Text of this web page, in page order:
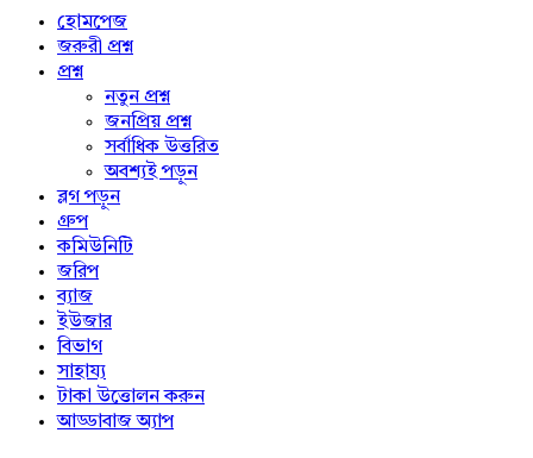
Exploreহোমপেজ
জরুরী প্রশ্ন
প্রশ্ন
নতুন প্রশ্ন
জনপ্রিয় প্রশ্ন
সর্বাধিক উত্তরিত
অবশ্যই পড়ুন
ব্লগ পড়ুন
গ্রুপ
কমিউনিটি
জরিপ
ব্যাজ
ইউজার
বিভাগ
সাহায্য
টাকা উত্তোলন করুন
আড্ডাবাজ অ্যাপ